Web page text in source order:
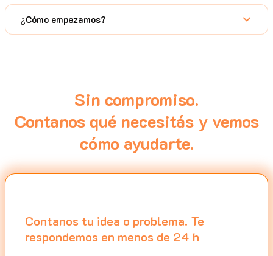
¿Cómo empezamos?
Sin compromiso.
Contanos qué necesitás y vemos
cómo ayudarte.
Contanos tu idea o problema. Te
respondemos en menos de 24 h